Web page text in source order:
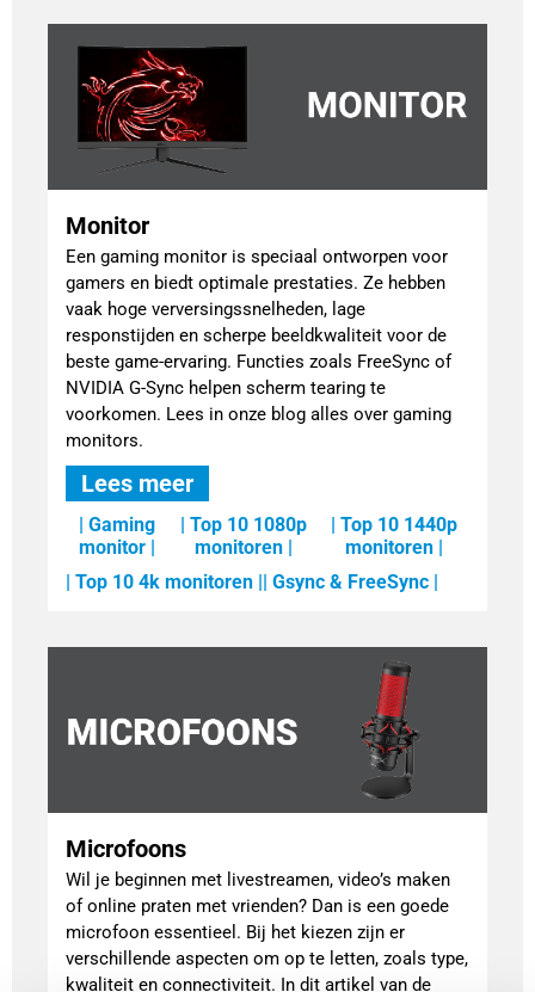
Monitor
Een gaming monitor is speciaal ontworpen voor
gamers en biedt optimale prestaties. Ze hebben
vaak hoge verversingssnelheden, lage
responstijden en scherpe beeldkwaliteit voor de
beste game-ervaring. Functies zoals FreeSync of
NVIDIA G-Sync helpen scherm tearing te
voorkomen. Lees in onze blog alles over gaming
monitors.
Lees meer
| Gaming
monitor |
| Top 10 1080p
monitoren |
| Top 10 1440p
monitoren |
| Top 10 4k monitoren || Gsync & FreeSync |
Microfoons
Wil je beginnen met livestreamen, video’s maken
of online praten met vrienden? Dan is een goede
microfoon essentieel. Bij het kiezen zijn er
verschillende aspecten om op te letten, zoals type,
kwaliteit en connectiviteit. In dit artikel van de